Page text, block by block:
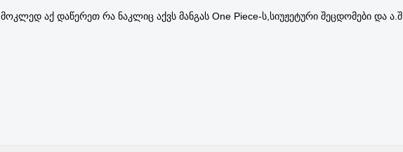
მოკლედ აქ დაწერეთ რა ნაკლიც აქვს მანგას One Piece-ს,სიუჟეტური შეცდომები და ა.შ.